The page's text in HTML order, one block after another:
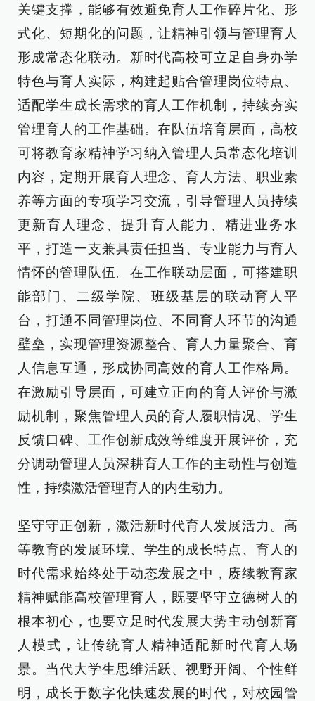
关键支撑，能够有效避免育人工作碎片化、形
式化、短期化的问题，让精神引领与管理育人
形成常态化联动。新时代高校可立足自身办学
特色与育人实际，构建起贴合管理岗位特点、
适配学生成长需求的育人工作机制，持续夯实
管理育人的工作基础。在队伍培育层面，高校
可将教育家精神学习纳入管理人员常态化培训
内容，定期开展育人理念、育人方法、职业素
养等方面的专项学习交流，引导管理人员持续
更新育人理念、提升育人能力、精进业务水
平，打造一支兼具责任担当、专业能力与育人
情怀的管理队伍。在工作联动层面，可搭建职
能部门、二级学院、班级基层的联动育人平
台，打通不同管理岗位、不同育人环节的沟通
壁垒，实现管理资源整合、育人力量聚合、育
人信息互通，形成协同高效的育人工作格局。
在激励引导层面，可建立正向的育人评价与激
励机制，聚焦管理人员的育人履职情况、学生
反馈口碑、工作创新成效等维度开展评价，充
分调动管理人员深耕育人工作的主动性与创造
性，持续激活管理育人的内生动力。
坚守守正创新，激活新时代育人发展活力。高
等教育的发展环境、学生的成长特点、育人的
时代需求始终处于动态发展之中，赓续教育家
精神赋能高校管理育人，既要坚守立德树人的
根本初心，也要立足时代发展大势主动创新育
人模式，让传统育人精神适配新时代育人场
景。当代大学生思维活跃、视野开阔、个性鲜
明，成长于数字化快速发展的时代，对校园管